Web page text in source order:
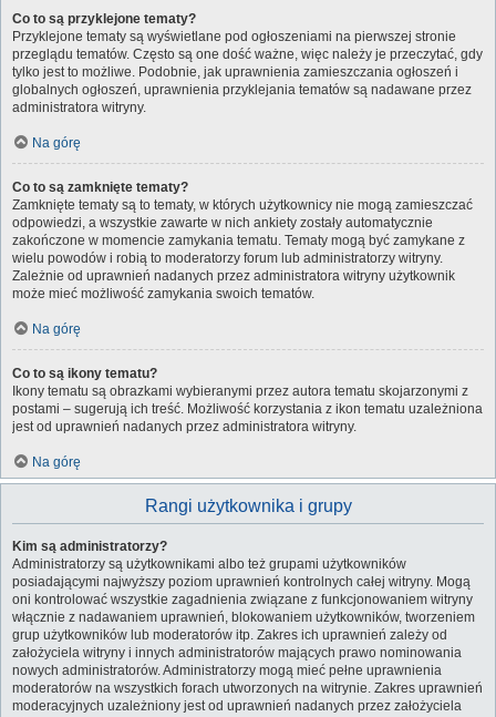
Co to są przyklejone tematy?
Przyklejone tematy są wyświetlane pod ogłoszeniami na pierwszej stronie
przeglądu tematów. Często są one dość ważne, więc należy je przeczytać, gdy
tylko jest to możliwe. Podobnie, jak uprawnienia zamieszczania ogłoszeń i
globalnych ogłoszeń, uprawnienia przyklejania tematów są nadawane przez
administratora witryny.
Na górę
Co to są zamknięte tematy?
Zamknięte tematy są to tematy, w których użytkownicy nie mogą zamieszczać
odpowiedzi, a wszystkie zawarte w nich ankiety zostały automatycznie
zakończone w momencie zamykania tematu. Tematy mogą być zamykane z
wielu powodów i robią to moderatorzy forum lub administratorzy witryny.
Zależnie od uprawnień nadanych przez administratora witryny użytkownik
może mieć możliwość zamykania swoich tematów.
Na górę
Co to są ikony tematu?
Ikony tematu są obrazkami wybieranymi przez autora tematu skojarzonymi z
postami – sugerują ich treść. Możliwość korzystania z ikon tematu uzależniona
jest od uprawnień nadanych przez administratora witryny.
Na górę
Rangi użytkownika i grupy
Kim są administratorzy?
Administratorzy są użytkownikami albo też grupami użytkowników
posiadającymi najwyższy poziom uprawnień kontrolnych całej witryny. Mogą
oni kontrolować wszystkie zagadnienia związane z funkcjonowaniem witryny
włącznie z nadawaniem uprawnień, blokowaniem użytkowników, tworzeniem
grup użytkowników lub moderatorów itp. Zakres ich uprawnień zależy od
założyciela witryny i innych administratorów mających prawo nominowania
nowych administratorów. Administratorzy mogą mieć pełne uprawnienia
moderatorów na wszystkich forach utworzonych na witrynie. Zakres uprawnień
moderacyjnych uzależniony jest od uprawnień nadanych przez założyciela